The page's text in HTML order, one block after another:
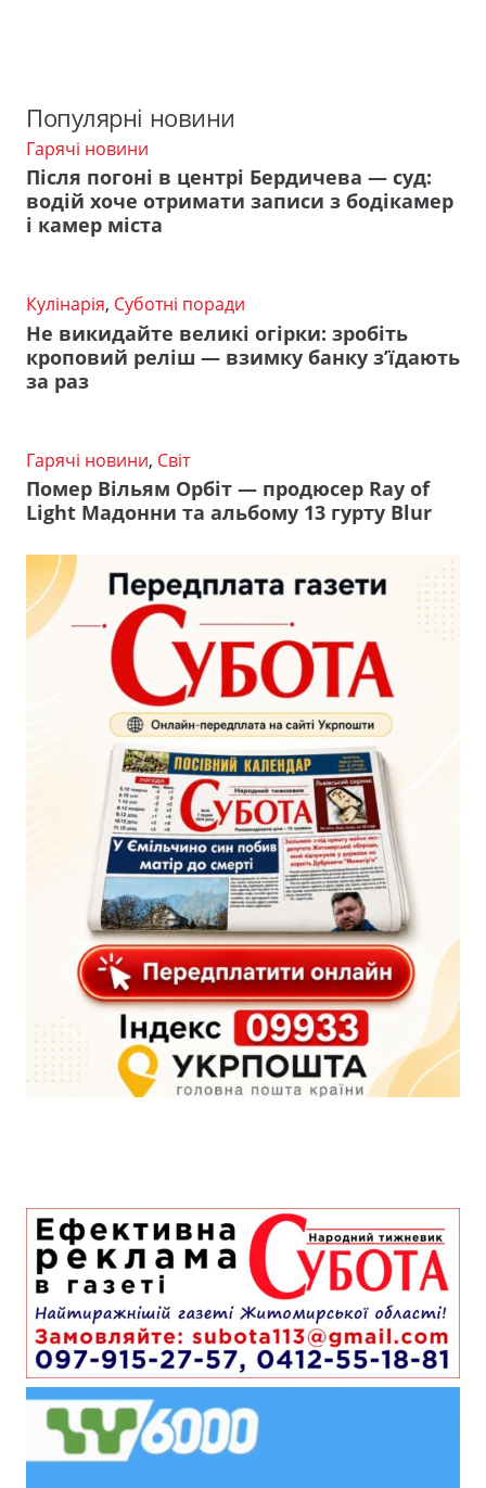
Популярні новини
Гарячі новини
Після погоні в центрі Бердичева — суд:
водій хоче отримати записи з бодікамер
і камер міста
Кулінарія, Суботні поради
Не викидайте великі огірки: зробіть
кроповий реліш — взимку банку з’їдають
за раз
Гарячі новини, Світ
Помер Вільям Орбіт — продюсер Ray of
Light Мадонни та альбому 13 гурту Blur